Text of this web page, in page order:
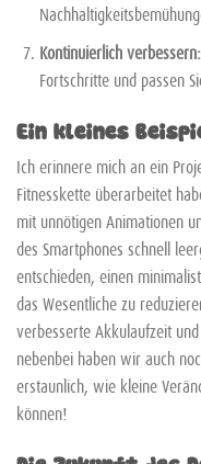
Kontinuierlich verbessern:
Fortschritte und passen
Ein kleines
Ich erinnere mich an ein
Fitnesskette überarbeitet
mit unnötigen Animationen
des Smartphones schnell
entschieden, einen
das Wesentliche zu
verbesserte Akkulaufzeit
nebenbei haben wir auch
erstaunlich, wie kleine
können!